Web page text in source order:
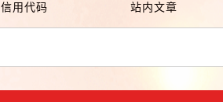
用代码 站内文章